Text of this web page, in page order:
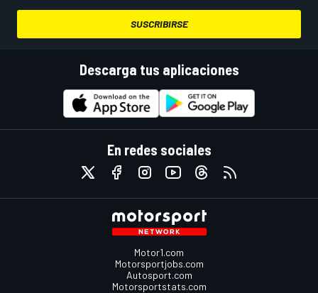
SUSCRIBIRSE
Descarga tus aplicaciones
En redes sociales
Motor1.com
Motorsportjobs.com
Autosport.com
Motorsportstats.com